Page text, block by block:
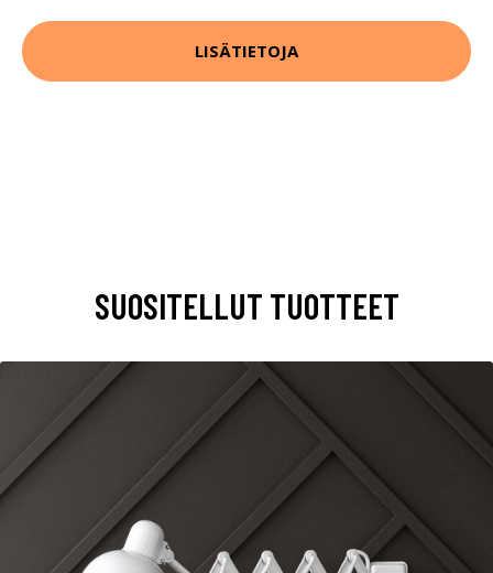
LISÄTIETOJA
SUOSITELLUT TUOTTEET